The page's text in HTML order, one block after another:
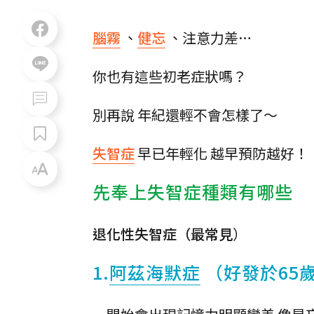
腦霧 、 健忘 、注意力差…
你也有這些初老症狀嗎？
別再說 年紀還輕不會怎樣了～
失智症早已年輕化 越早預防越好！
先奉上失智症種類有哪些
退化性失智症（最常見）
1.阿茲海默症 （好發於65